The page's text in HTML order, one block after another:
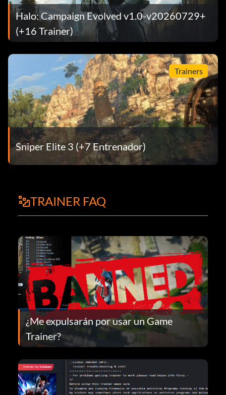
Halo: Campaign Evolved v1.0-v20260729+
(+16 Trainer)
Trainers
Sniper Elite 3 (+7 Entrenador)
TRAINER FAQ
¿Me expulsarán por usar un Game
Trainer?